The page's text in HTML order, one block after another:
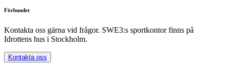
Förbundet
Kontakta oss gärna vid frågor. SWE3:s sportkontor finns på
Idrottens hus i Stockholm.
Kontakta oss